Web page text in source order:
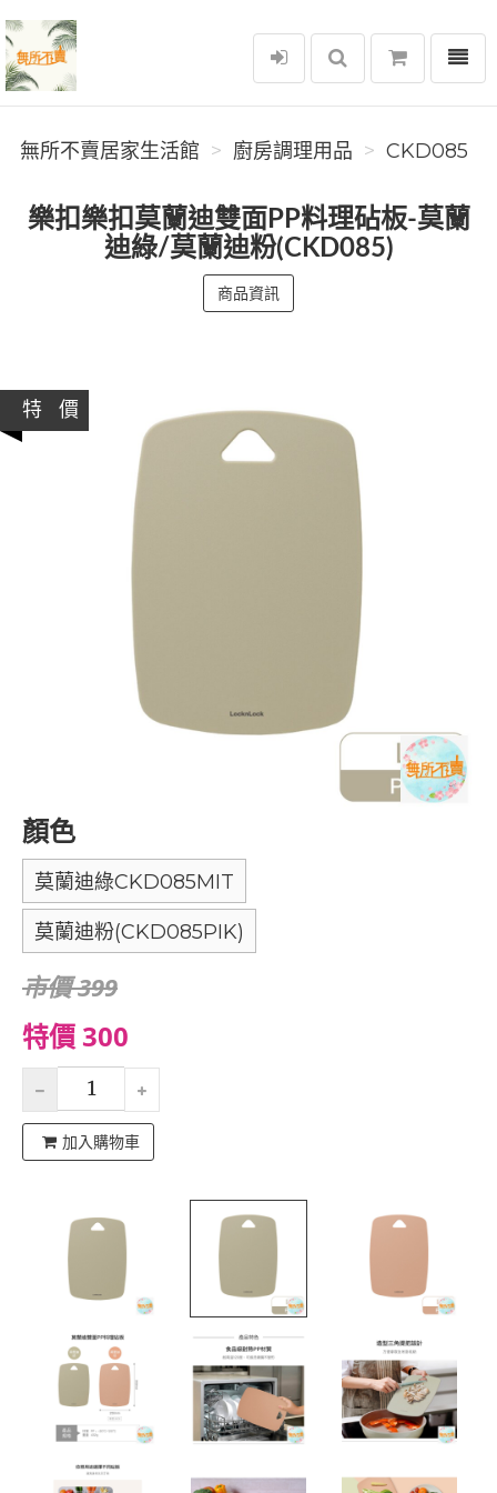
無所不賣居家生活館
選單
無所不賣居家生活館 廚房調理用品 CKD085
樂扣樂扣莫蘭迪雙面PP料理砧板-莫蘭
迪綠/莫蘭迪粉(CKD085)
商品資訊
特 價
顏色
莫蘭迪綠CKD085MIT
莫蘭迪粉(CKD085PIK)
市價 399
特價 300
加入購物車